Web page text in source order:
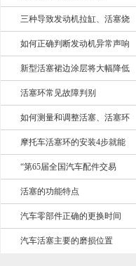
三种导致发动机拉缸、活塞烧
如何正确判断发动机异常声响
新型活塞裙边涂层将大幅降低
活塞环常见故障判别
如何测量和调整活塞、活塞环
摩托车活塞环的安装4步就能
“第65届全国汽车配件交易
活塞的功能特点
汽车零部件正确的更换时间
汽车活塞主要的磨损位置